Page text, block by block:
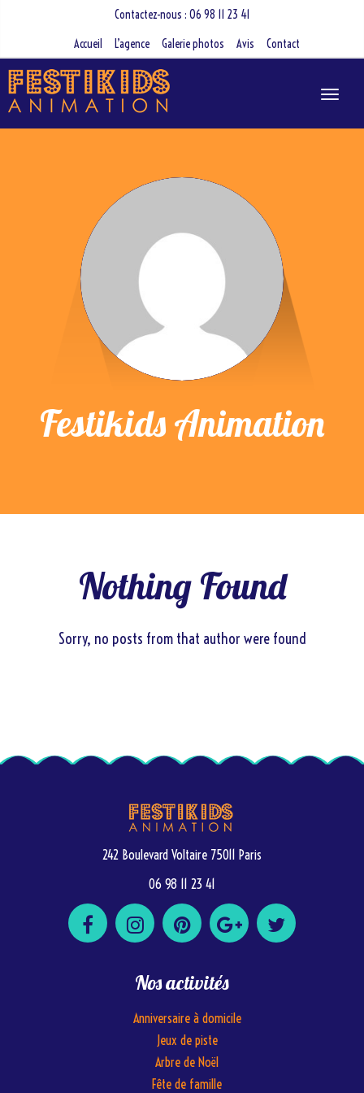
Contactez-nous : 06 98 11 23 41
Accueil
L’agence Galerie photos Avis Contact
Festikids Animation
Nothing Found
Sorry, no posts from that author were found
242 Boulevard Voltaire 75011 Paris
06 98 11 23 41
Nos activités
Anniversaire à domicile
Jeux de piste
Arbre de Noël
Fête de famille